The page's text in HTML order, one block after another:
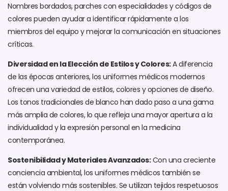
Nombres bordados, parches con especialidades y códigos de
colores pueden ayudar a identificar rápidamente a los
miembros del equipo y mejorar la comunicación en situaciones
críticas.
Diversidad en la Elección de Estilos y Colores:A diferencia
de las épocas anteriores, los uniformes médicos modernos
ofrecen una variedad de estilos, colores y opciones de diseño.
Los tonos tradicionales de blanco han dado paso a una gama
más amplia de colores, lo que refleja una mayor apertura a la
individualidad y la expresión personal en la medicina
contemporánea.
Sostenibilidad y Materiales Avanzados:Con una creciente
conciencia ambiental, los uniformes médicos también se
están volviendo más sostenibles. Se utilizan tejidos respetuosos